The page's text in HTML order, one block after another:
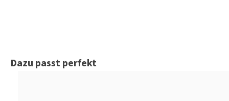
Produktgalerie überspringen
Dazu passt perfekt